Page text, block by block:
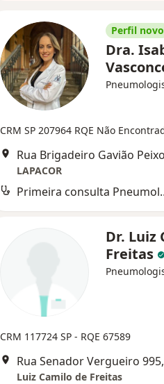
Perfil novo
Dra.
CRM SP 207964 RQE Não
LAPACOR
Primeira
Dr. Luiz
Freitas
CRM 117724 SP - RQE 67589
Rua Senador Vergueiro
Luiz Camilo de Freitas